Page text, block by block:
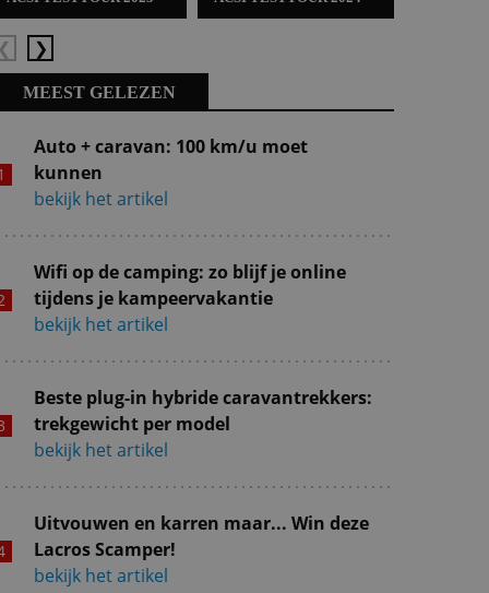
Volgende
MEEST GELEZEN
Auto + caravan: 100 km/u moet
kunnen
bekijk het artikel
Wifi op de camping: zo blijf je online
tijdens je kampeervakantie
bekijk het artikel
Beste plug-in hybride caravantrekkers:
trekgewicht per model
bekijk het artikel
Uitvouwen en karren maar... Win deze
Lacros Scamper!
bekijk het artikel